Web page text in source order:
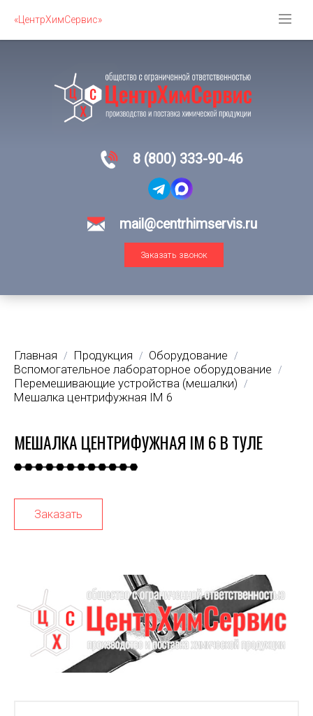
«ЦентрХимСервис»
8 (800) 333-90-46
mail@centrhimservis.ru
Заказать звонок
Главная / Продукция / Оборудование /
Вспомогательное лабораторное оборудование /
Перемешивающие устройства (мешалки) /
Мешалка центрифужная IM 6
МЕШАЛКА ЦЕНТРИФУЖНАЯ IM 6 В ТУЛЕ
Заказать